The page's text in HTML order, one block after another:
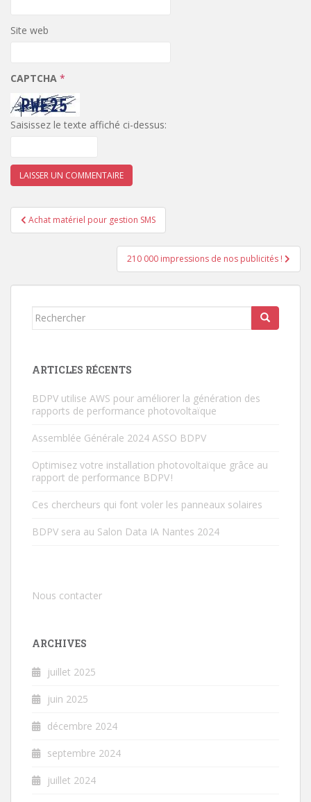
Site web
CAPTCHA *
Saisissez le texte affiché ci-dessus:
Navigation
de
Achat matériel pour gestion SMS
210 000 impressions de nos publicités !
Rechercher...
ARTICLES RÉCENTS
BDPV utilise AWS pour améliorer la génération des
rapports de performance photovoltaïque
Assemblée Générale 2024 ASSO BDPV
Optimisez votre installation photovoltaïque grâce au
rapport de performance BDPV !
Ces chercheurs qui font voler les panneaux solaires
BDPV sera au Salon Data IA Nantes 2024
Nous contacter
ARCHIVES
juillet 2025
juin 2025
décembre 2024
septembre 2024
juillet 2024